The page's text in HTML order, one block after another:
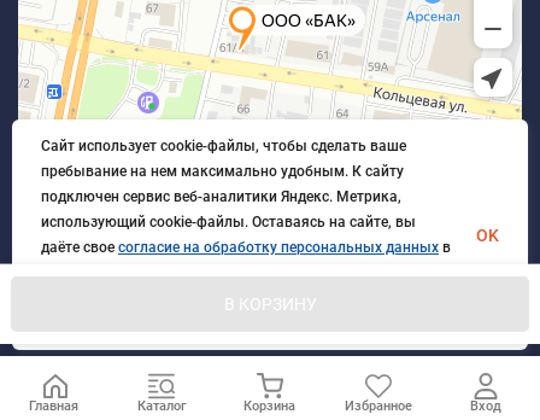
В КОРЗИНУ
© 2026 БлагАвтоКомплект. Все права защищены
Главная Каталог Корзина Избранное Вход
Сайт использует cookie-файлы, чтобы сделать ваше
пребывание на нем максимально удобным. К cайту
подключен сервис веб-аналитики Яндекс. Метрика,
использующий cookie-файлы. Оставаясь на сайте, вы
даёте свое согласие на обработку персональных данных в
порядке, указанном вПолитике обработки персональных
OK